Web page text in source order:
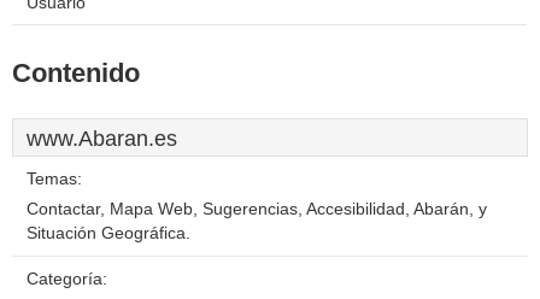
Contenido
www.Abaran.es
Temas:
Contactar, Mapa Web, Sugerencias, Accesibilidad, Abarán, y
Situación Geográfica.
Categoría: